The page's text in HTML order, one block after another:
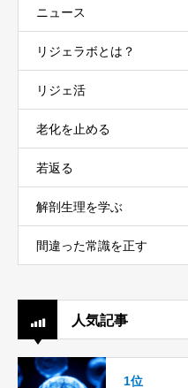
ニュース
リジェラボとは？
リジェ活
老化を止める
若返る
解剖生理を学ぶ
間違った常識を正す
人気記事
1位